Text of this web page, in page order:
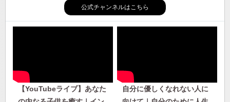
公式チャンネルはこちら
【YouTubeライブ】あなた
自分に優しくなれない人に